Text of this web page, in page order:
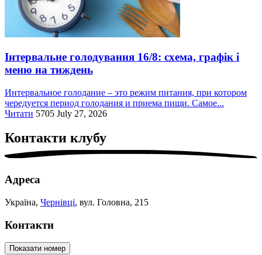
Інтервальне голодування 16/8: схема, графік і
меню на тиждень
Интервальное голодание – это режим питания, при котором
чередуется период голодания и приема пищи. Самое...
Читати 5705 July 27, 2026
Контакти клубу
Адреса
Україна, Чернівці, вул. Головна, 215
Контакти
Показати номер